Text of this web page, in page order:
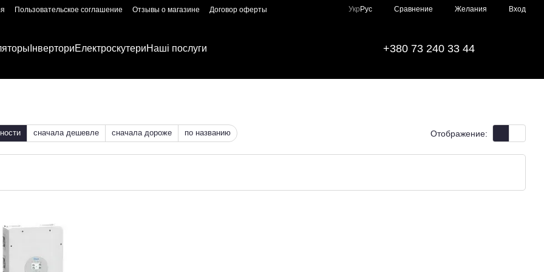
Пользовательское соглашение Отзывы о магазине Договор оферты Укр Рус Сравнение Желания Вход
ІнверториЕлектроскутериНаші послуги +380 73 240 33 44
сначала дешевле сначала дороже по названию Отображение: